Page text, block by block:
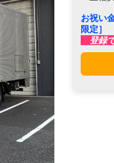
お祝い
限定］
登録